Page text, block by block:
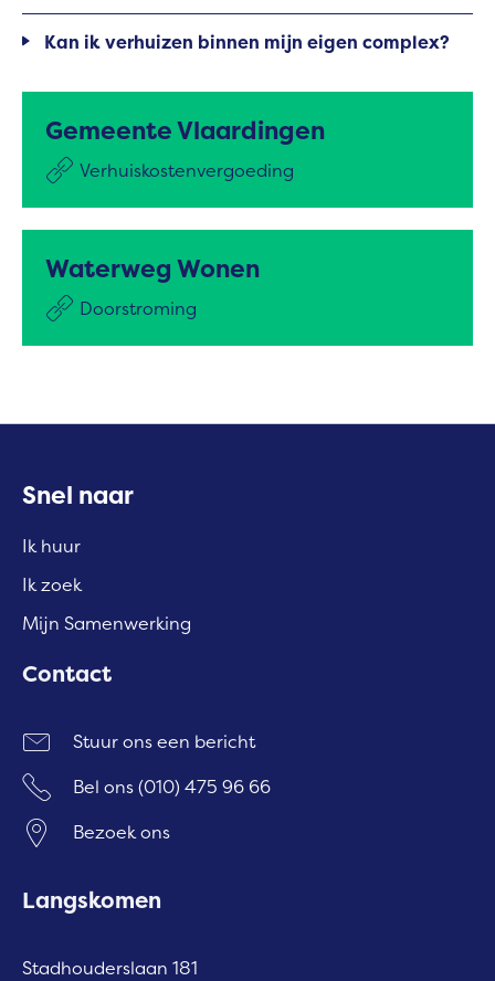
Kan ik verhuizen binnen mijn eigen complex?
Gemeente Vlaardingen
Verhuiskostenvergoeding
Waterweg Wonen
Doorstroming
Contactinformatie
Snel naar
Ik huur
Ik zoek
Mijn Samenwerking
Contact
Stuur ons een bericht
Bel ons(010) 475 96 66
Bezoek ons
Langskomen
Stadhouderslaan 181